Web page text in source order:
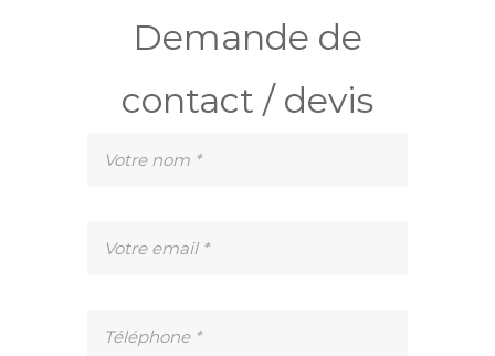
Demande de
contact / devis